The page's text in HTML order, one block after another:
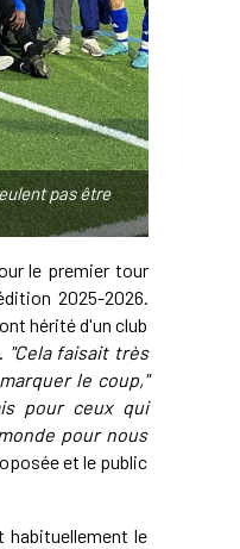
pas être
le premier tour
2025-2026.
hérité d'un club
"Cela faisait très
le coup,"
pour ceux qui
pour nous
et le public
habituellement le